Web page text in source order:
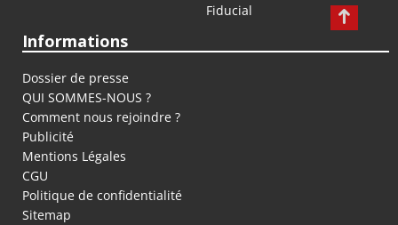
Fiducial
Informations
Dossier de presse
QUI SOMMES-NOUS ?
Comment nous rejoindre ?
Publicité
Mentions Légales
CGU
Politique de confidentialité
Sitemap